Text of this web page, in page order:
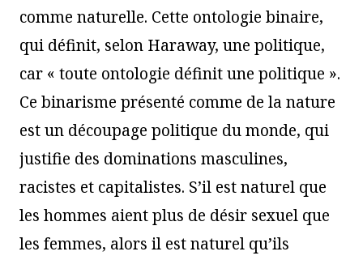
comme naturelle. Cette ontologie binaire,
qui définit, selon Haraway, une politique,
car « toute ontologie définit une politique ».
Ce binarisme présenté comme de la nature
est un découpage politique du monde, qui
justifie des dominations masculines,
racistes et capitalistes. S’il est naturel que
les hommes aient plus de désir sexuel que
les femmes, alors il est naturel qu’ils